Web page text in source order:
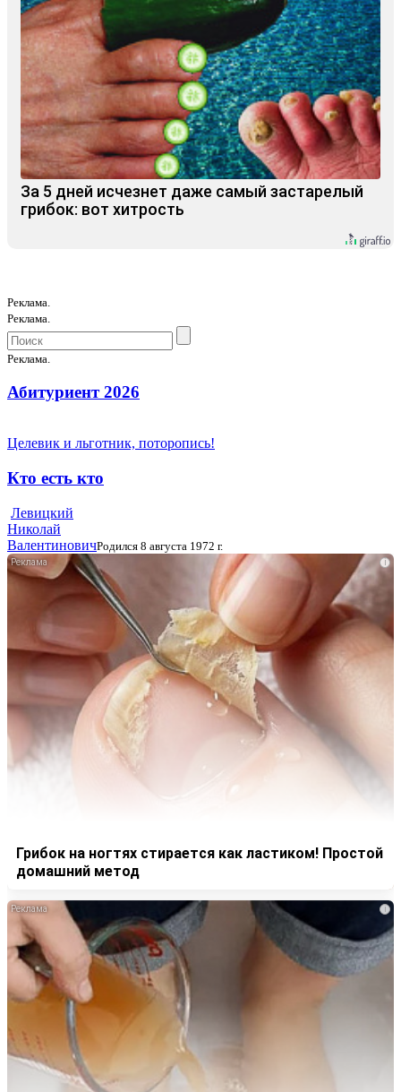
За 5 дней исчезнет даже самый застарелый
грибок: вот хитрость
Реклама.
Реклама.
Реклама.
Абитуриент 2026
Целевик и льготник, поторопись!
Кто есть кто
Левицкий
Николай
ВалентиновичРодился 8 августа 1972 г.
i
Грибок на ногтях стирается как ластиком! Простой
домашний метод
i